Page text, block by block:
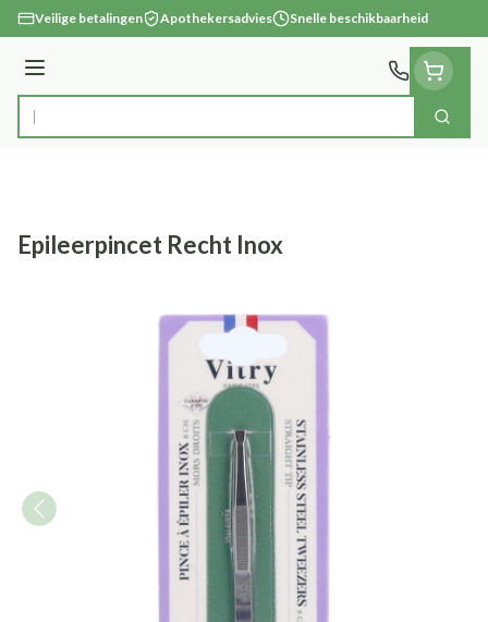
Ga naar de inhoud
Veilige betalingen Apothekersadvies Snelle beschikbaarheid
Menu
Product, merk, categorie... Zoek
Epileerpincet Recht Inox